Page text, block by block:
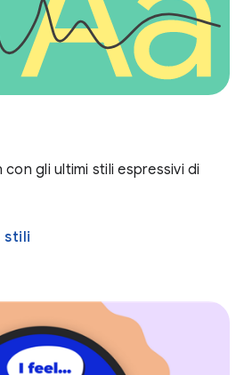
gli ultimi stili espressivi di
stili